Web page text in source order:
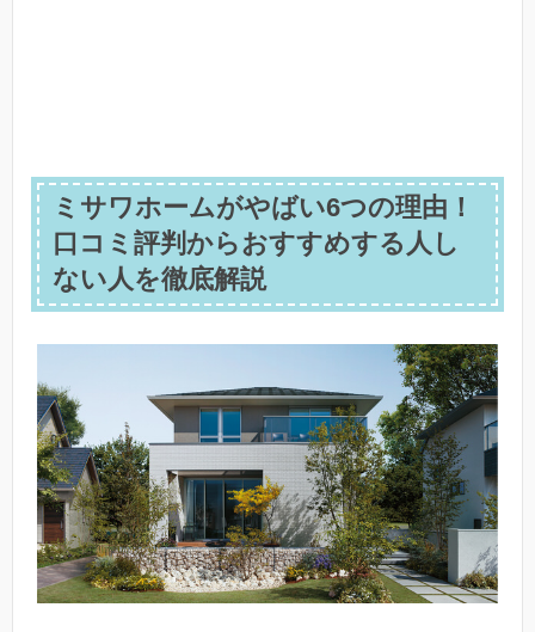
ミサワホームがやばい6つの理由！
口コミ評判からおすすめする人し
ない人を徹底解説